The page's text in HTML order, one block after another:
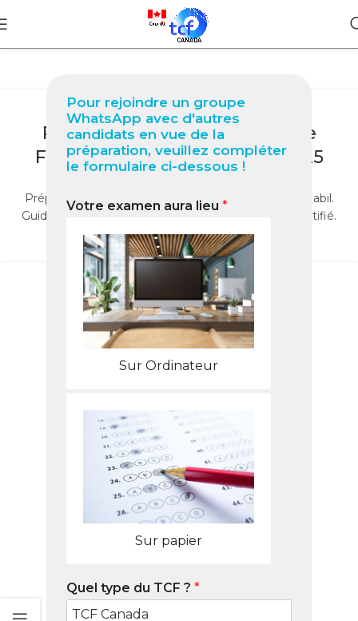
Pour rejoindre un groupe
WhatsApp avec d'autres
candidats en vue de la
préparation, veuillez compléter
le formulaire ci-dessous !
Votre examen aura lieu *
Sur Ordinateur
Sur papier
Quel type du TCF ? *
🇧🇷 TCF Canada à São Paulo :
Préparez votre Test Officiel de
Français pour Immigrer en 2025
0
Préparez le TCF Canada à São Paulo avec le Pack Nabil.
Guide 2025, conseils, liens utiles et entraînement certifié.
LIRE LA SUITE